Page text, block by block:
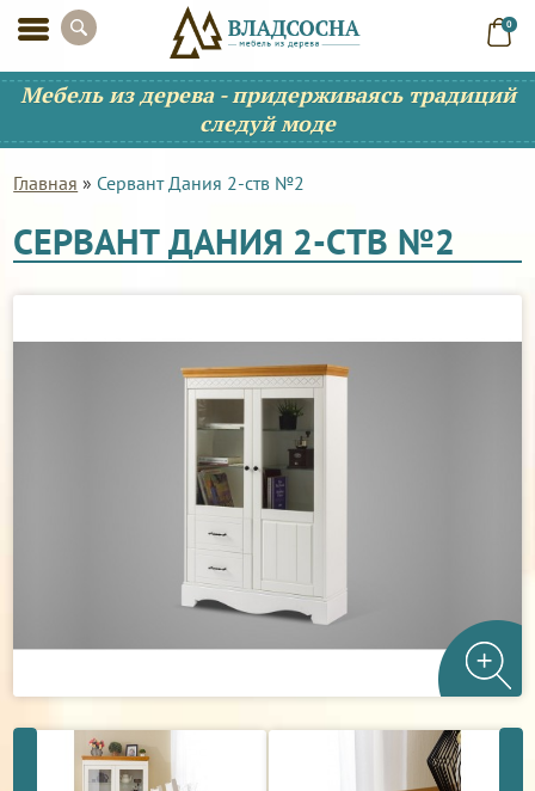
0
Мебель из дерева - придерживаясь традиций
следуй моде
Главная » Сервант Дания 2-ств №2
СЕРВАНТ ДАНИЯ 2-СТВ №2